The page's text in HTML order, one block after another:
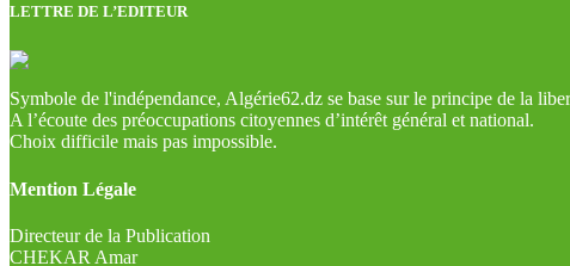
LETTRE DE L’EDITEUR
Symbole de l'indépendance, Algérie62.dz se base sur le principe de la
A l’écoute des préoccupations citoyennes d’intérêt général et national.
Choix difficile mais pas impossible.
Mention Légale
Directeur de la Publication
CHEKAR Amar